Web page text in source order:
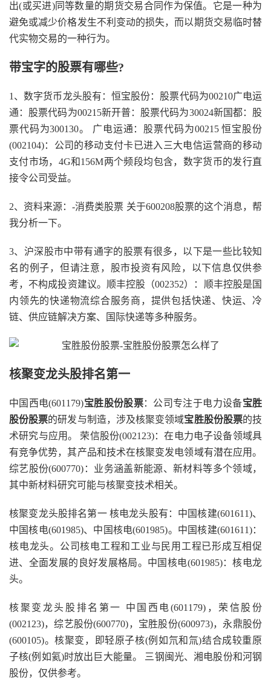
出(或买进)同等数量的期货交易合同作为保值。它是一种为
避免或减少价格发生不利变动的损失，而以期货交易临时替
代实物交易的一种行为。
带宝字的股票有哪些?
1、数字货币龙头股有：恒宝股份：股票代码为00210广电运
通：股票代码为00215新开普：股票代码为30024新国都：股
票代码为300130。 广电运通：股票代码为00215 恒宝股份
(002104)：公司的移动支付卡已进入三大电信运营商的移动
支付市场，4G和156M两个频段均包含，数字货币的发行直
接令公司受益。
2、资料来源：-消费类股票 关于600208股票的这个消息，帮
我分析一下。
3、沪深股市中带有通字的股票有很多，以下是一些比较知
名的例子，但请注意，股市投资有风险，以下信息仅供参
考，不构成投资建议。顺丰控股（002352）：顺丰控股是国
内领先的快递物流综合服务商，提供包括快递、快运、冷
链、供应链解决方案、国际快递等多种服务。
核聚变龙头股排名第一
中国西电(601179)宝胜股份股票：公司专注于电力设备宝胜
股份股票的研发与制造，涉及核聚变领域宝胜股份股票的技
术研究与应用。 荣信股份(002123)：在电力电子设备领域具
有竞争优势，其产品和技术在核聚变发电领域有潜在应用。
综艺股份(600770)：业务涵盖新能源、新材料等多个领域，
其中新材料研究可能与核聚变技术相关。
核聚变龙头股排名第一 核电龙头股有：中国核建(601611)、
中国核电(601985)、中国核电(601985)。中国核建(601611)：
核电龙头。公司核电工程和工业与民用工程已形成互相促
进、全面发展的良好发展格局。中国核电(601985)：核电龙
头。
核聚变龙头股排名第一 中国西电(601179)，荣信股份
(002123)，综艺股份(600770)，宝胜股份(600973)，永鼎股份
(600105)。核聚变，即轻原子核(例如氘和氚)结合成较重原
子核(例如氦)时放出巨大能量。 三钢闽光、湘电股份和河钢
股份，仅供参考。